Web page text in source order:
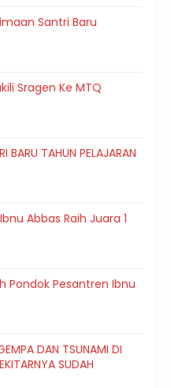
Santri Baru
Sragen Ke MTQ
BARU TAHUN PELAJARAN
Abbas Raih Juara 1
Pondok Pesantren Ibnu
DAN TSUNAMI DI
SUDAH